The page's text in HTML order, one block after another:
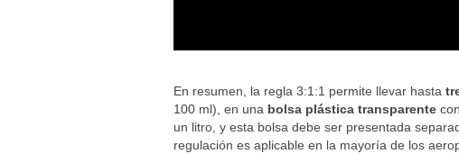
En resumen, la regla 3:1:1 permite llevar hasta
100 ml), en una bolsa plástica transparente
un litro, y esta bolsa debe ser presentada
regulación es aplicable en la mayoría de los